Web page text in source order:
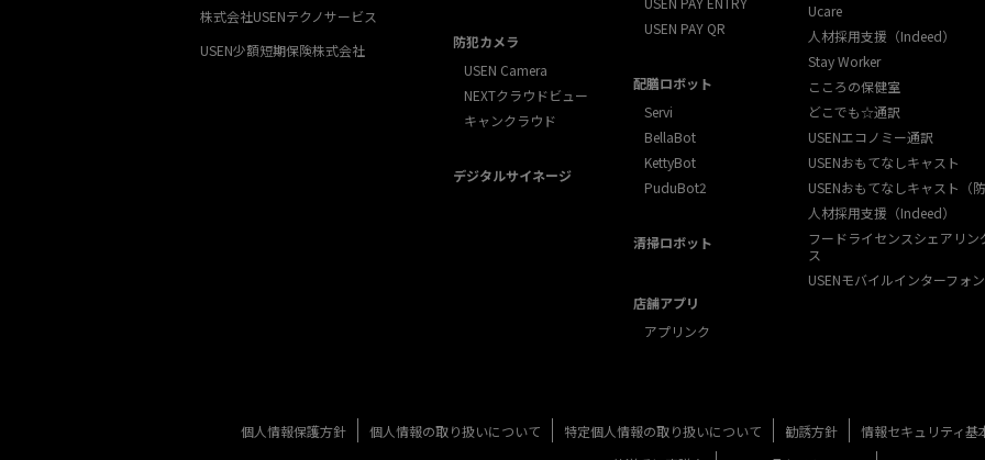
株式会社USENテクノサービス
USEN少額短期保険株式会社
防犯カメラ
USEN Camera
NEXTクラウドビュー
キャンクラウド
デジタルサイネージ
USEN PAY QR
配膳ロボット
Servi
BellaBot
KettyBot
PuduBot2
清掃ロボット
店舗アプリ
アプリンク
Ucare
人材採用支援（Indeed）
Stay Worker
こころの保健室
どこでも☆通訳
USENエコノミー通訳
USENおもてなしキャスト
USENおもてなしキャスト（
人材採用支援（Indeed）
フードライセンスシェアリン
ス
USENモバイルインターフォン
個人情報保護方針 個人情報の取り扱いについて 特定個人情報の取り扱いについて 勧誘方針
情報セキュリティ基